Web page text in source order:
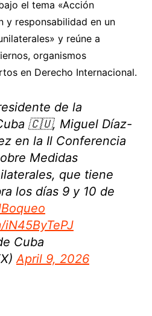
el tema «Acción
y responsabilidad en un
y reúne a
organismos
en Derecho Internacional.
de la
🇨🇺, Miguel Díaz-
en la Il Conferencia
Medidas
que tiene
los días 9 y 10 de
Cuba
April 9, 2026